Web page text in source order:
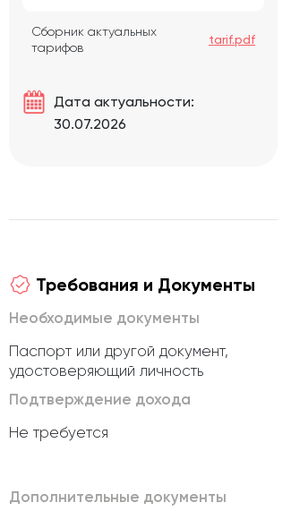
Сборник актуальных
тарифов
tarif.pdf
Дата актуальности:
30.07.2026
Требования и Документы
Необходимые документы
Паспорт или другой документ,
удостоверяющий личность
Подтверждение дохода
Не требуется
Дополнительные документы